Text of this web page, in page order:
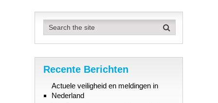
Recente Berichten
Actuele veiligheid en meldingen in
Nederland